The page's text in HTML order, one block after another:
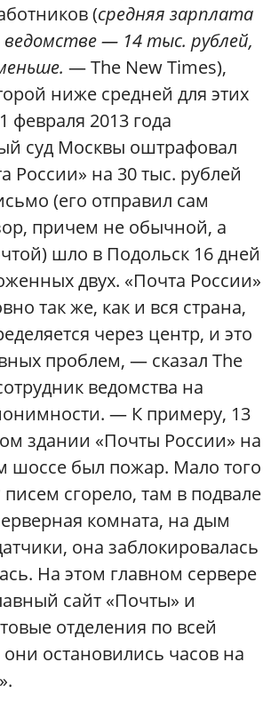
(средняя зарплата
— 14 тыс. рублей,
— The New Times),
ниже средней для этих
февраля 2013 года
суд Москвы оштрафовал
России» на 30 тыс. рублей
(его отправил сам
причем не обычной, а
шло в Подольск 16 дней
двух. «Почта России»
так же, как и вся страна,
через центр, и это
проблем, — сказал The
ведомства на
— К примеру, 13
здании «Почты России» на
шоссе был пожар. Мало того
сгорело, там в подвале
комната, на дым
она заблокировалась
На этом главном сервере
сайт «Почты» и
отделения по всей
остановились часов на